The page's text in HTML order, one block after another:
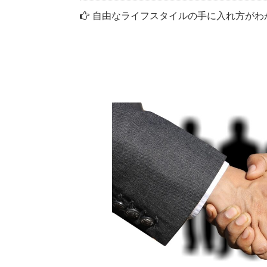
自由なライフスタイルの手に入れ方がわ